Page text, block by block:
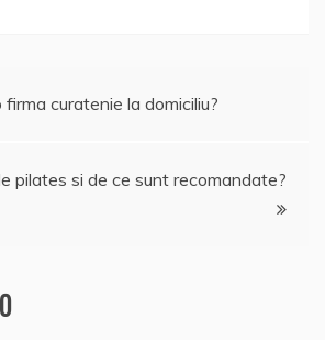
firma curatenie la domiciliu?
pilates si de ce sunt recomandate?